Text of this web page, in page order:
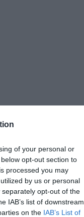
of your personal or
opt-out section to
processed you may
by us or personal
opt-out of the
IAB’s list of downstream
on the IAB’s List of